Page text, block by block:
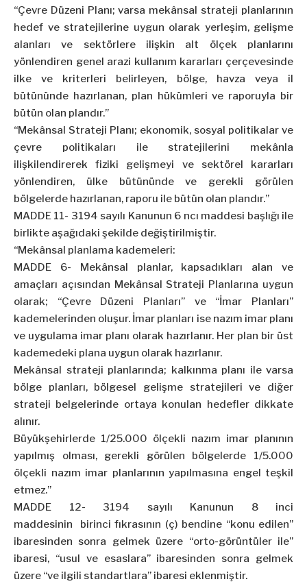
“Çevre Düzeni Planı; varsa mekânsal strateji planlarının
hedef ve stratejilerine uygun olarak yerleşim, gelişme
alanları ve sektörlere ilişkin alt ölçek planlarını
yönlendiren genel arazi kullanım kararları çerçevesinde
ilke ve kriterleri belirleyen, bölge, havza veya il
bütününde hazırlanan, plan hükümleri ve raporuyla bir
bütün olan plandır.”
“Mekânsal Strateji Planı; ekonomik, sosyal politikalar ve
çevre politikaları ile stratejilerini mekânla
ilişkilendirerek fiziki gelişmeyi ve sektörel kararları
yönlendiren, ülke bütününde ve gerekli görülen
bölgelerde hazırlanan, raporu ile bütün olan plandır.”
MADDE 11- 3194 sayılı Kanunun 6 ncı maddesi başlığı ile
birlikte aşağıdaki şekilde değiştirilmiştir.
“Mekânsal planlama kademeleri:
MADDE 6- Mekânsal planlar, kapsadıkları alan ve
amaçları açısından Mekânsal Strateji Planlarına uygun
olarak; “Çevre Düzeni Planları” ve “İmar Planları”
kademelerinden oluşur. İmar planları ise nazım imar planı
ve uygulama imar planı olarak hazırlanır. Her plan bir üst
kademedeki plana uygun olarak hazırlanır.
Mekânsal strateji planlarında; kalkınma planı ile varsa
bölge planları, bölgesel gelişme stratejileri ve diğer
strateji belgelerinde ortaya konulan hedefler dikkate
alınır.
Büyükşehirlerde 1/25.000 ölçekli nazım imar planının
yapılmış olması, gerekli görülen bölgelerde 1/5.000
ölçekli nazım imar planlarının yapılmasına engel teşkil
etmez.”
MADDE 12- 3194 sayılı Kanunun 8 inci
maddesinin birinci fıkrasının (ç) bendine “konu edilen”
ibaresinden sonra gelmek üzere “orto-görüntüler ile”
ibaresi, “usul ve esaslara” ibaresinden sonra gelmek
üzere “ve ilgili standartlara” ibaresi eklenmiştir.